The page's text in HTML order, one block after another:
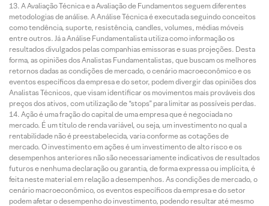
A Avaliação Técnica e a Avaliação de Fundamentos seguem diferentes
metodologias de análise. A Análise Técnica é executada seguindo conceitos
como tendência, suporte, resistência, candles, volumes, médias móveis
entre outros. Já a Análise Fundamentalista utiliza como informação os
resultados divulgados pelas companhias emissoras e suas projeções. Desta
forma, as opiniões dos Analistas Fundamentalistas, que buscam os melhores
retornos dadas as condições de mercado, o cenário macroeconômico e os
eventos específicos da empresa e do setor, podem divergir das opiniões dos
Analistas Técnicos, que visam identificar os movimentos mais prováveis dos
preços dos ativos, com utilização de “stops” para limitar as possíveis perdas.
Ação é uma fração do capital de uma empresa que é negociada no
mercado. É um título de renda variável, ou seja, um investimento no qual a
rentabilidade não é preestabelecida, varia conforme as cotações de
mercado. O investimento em ações é um investimento de alto risco e os
desempenhos anteriores não são necessariamente indicativos de resultados
futuros e nenhuma declaração ou garantia, de forma expressa ou implícita, é
feita neste material em relação a desempenhos. As condições de mercado, o
cenário macroeconômico, os eventos específicos da empresa e do setor
podem afetar o desempenho do investimento, podendo resultar até mesmo